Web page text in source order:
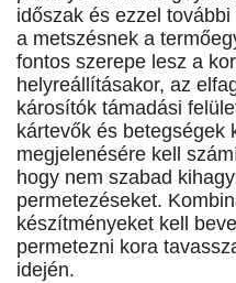
időszak és ezzel
a metszésnek a
fontos szerepe lesz a
helyreállításakor, az
károsítók támadási
kártevők és betegségek
megjelenésére kell
hogy nem szabad
permetezéseket.
készítményeket kell
permetezni kora
idején.